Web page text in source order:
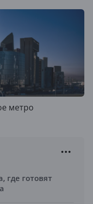
метро
где готовят